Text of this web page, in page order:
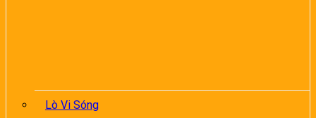
Lò Vi Sóng